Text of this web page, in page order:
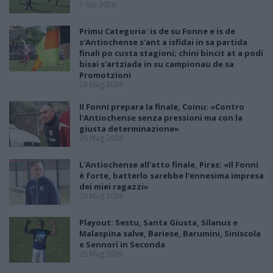
1 Giu 2026
Primu Categoria: is de su Fonne e is de
s'Antiochense s'ant a isfidai in sa partida
finali po custa stagioni; chini bincit at a podi
bisai s'artziada in su campionau de sa
Promotzioni
28 Mag 2026
Il Fonni prepara la finale, Coinu: «Contro
l'Antiochense senza pressioni ma con la
giusta determinazione»
26 Mag 2026
L'Antiochense all'atto finale, Piras: «Il Fonni
è forte, batterlo sarebbe l'ennesima impresa
dei miei ragazzi»
26 Mag 2026
Playout: Sestu, Santa Giusta, Silanus e
Malaspina salve, Bariese, Barumini, Siniscola
e Sennori in Seconda
25 Mag 2026